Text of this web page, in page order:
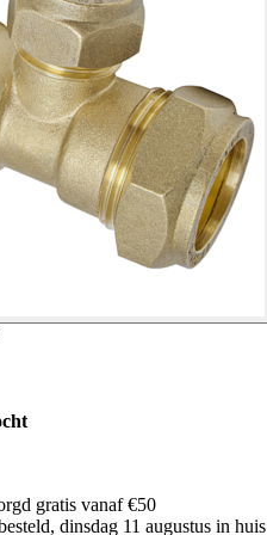
gratis vanaf €50
dinsdag 11 augustus in huis